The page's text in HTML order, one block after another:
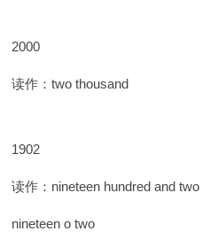
2000
读作：two thousand
1902
读作：nineteen hundred and two
nineteen o two